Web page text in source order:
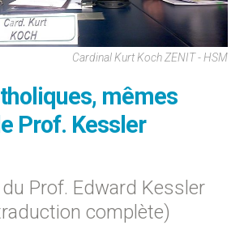
Cardinal Kurt Koch ZENIT - HSM
mêmes
Prof. Kessler
Prof. Edward Kessler
complète)